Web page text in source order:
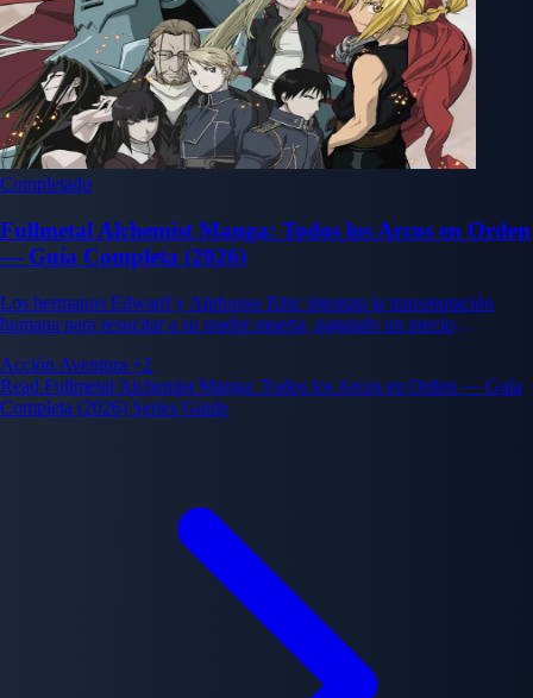
Completado
Fullmetal Alchemist Manga: Todos los Arcos en Orden
— Guía Completa (2026)
Los hermanos Edward y Alphonse Elric intentan la transmutación
humana para resucitar a su madre muerta, pagando un precio
cuerpos desvela una vasta conspiración en el corazón del estado
amestrisano.
Acción Aventura +2
Read Fullmetal Alchemist Manga: Todos los Arcos en Orden — Guía
Completa (2026) Series Guide